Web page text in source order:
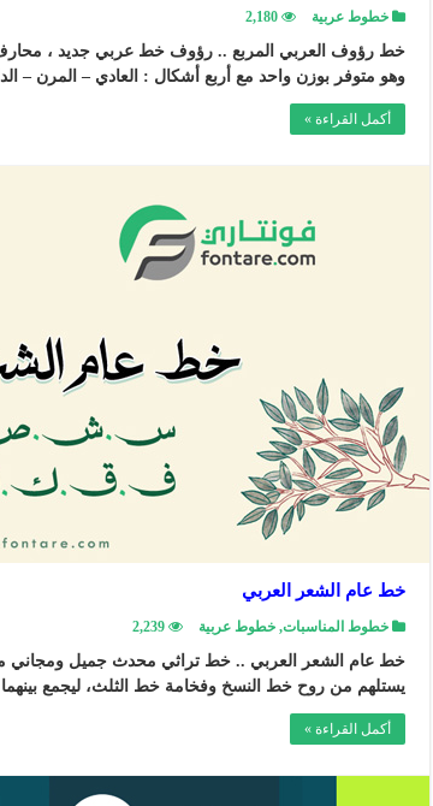
خطوط عربية 2,180
خط رؤوف العربي المربع .. رؤوف خط عربي جديد ،
وهو متوفر بوزن واحد مع أربع أشكال : العادي – المرن –
أكمل القراءة »
خط عام الشعر العربي
خطوط المناسبات, خطوط عربية 2,239
خط عام الشعر العربي .. خط تراثي محدث جميل ومجاني من
يستلهم من روح خط النسخ وفخامة خط الثلث، ليجمع
أكمل القراءة »